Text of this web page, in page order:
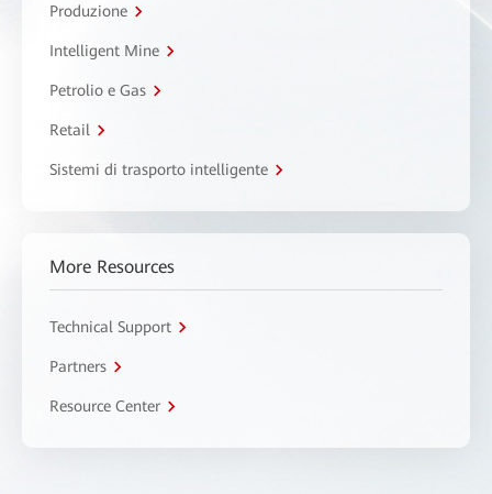
Produzione
Intelligent Mine
Petrolio e Gas
Retail
Sistemi di trasporto intelligente
More Resources
Technical Support
Partners
Resource Center